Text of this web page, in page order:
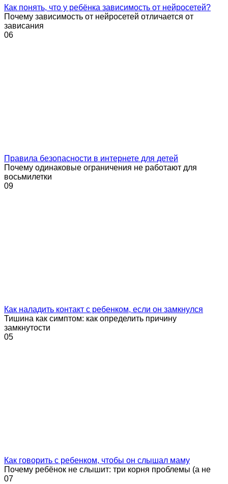
Как понять, что у ребёнка зависимость от нейросетей?
Почему зависимость от нейросетей отличается от
зависания
06
Правила безопасности в интернете для детей
Почему одинаковые ограничения не работают для
восьмилетки
09
Как наладить контакт с ребенком, если он замкнулся
Тишина как симптом: как определить причину
замкнутости
05
Как говорить с ребенком, чтобы он слышал маму
Почему ребёнок не слышит: три корня проблемы (а не
07